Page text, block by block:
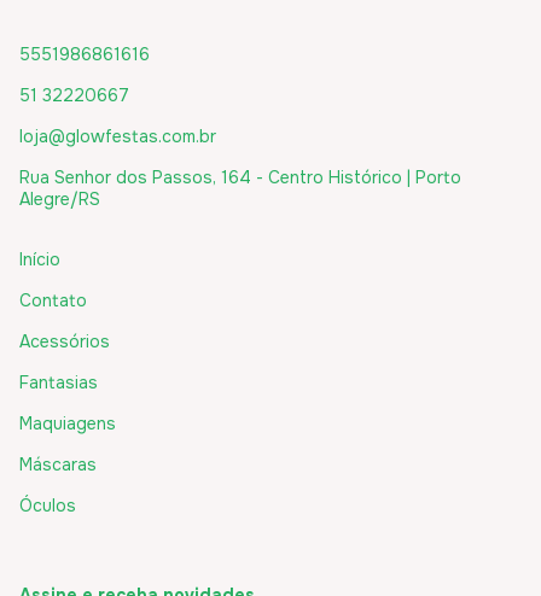
5551986861616
51 32220667
loja@glowfestas.com.br
Rua Senhor dos Passos, 164 - Centro Histórico | Porto
Alegre/RS
Início
Contato
Acessórios
Fantasias
Maquiagens
Máscaras
Óculos